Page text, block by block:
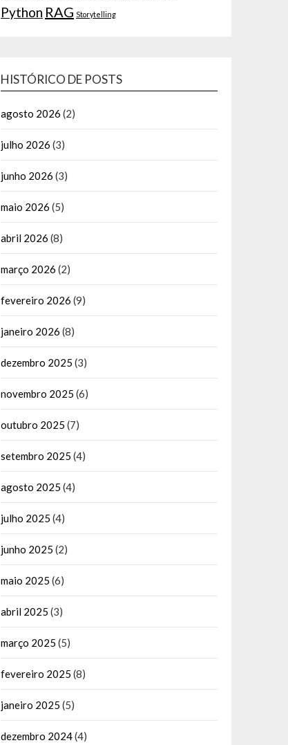
Python RAG Storytelling
HISTÓRICO DE POSTS
agosto 2026 (2)
julho 2026 (3)
junho 2026 (3)
maio 2026 (5)
abril 2026 (8)
março 2026 (2)
fevereiro 2026 (9)
janeiro 2026 (8)
dezembro 2025 (3)
novembro 2025 (6)
outubro 2025 (7)
setembro 2025 (4)
agosto 2025 (4)
julho 2025 (4)
junho 2025 (2)
maio 2025 (6)
abril 2025 (3)
março 2025 (5)
fevereiro 2025 (8)
janeiro 2025 (5)
dezembro 2024(4)